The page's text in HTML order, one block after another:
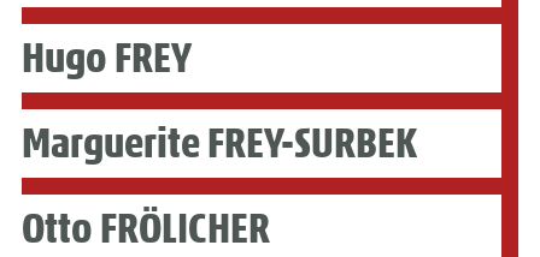
Hugo FREY
Marguerite FREY-SURBEK
Otto FRÖLICHER